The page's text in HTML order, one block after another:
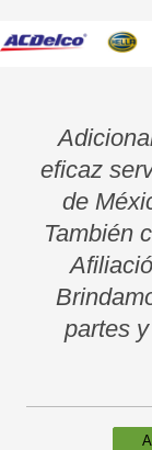
eficaz
de
También
partes